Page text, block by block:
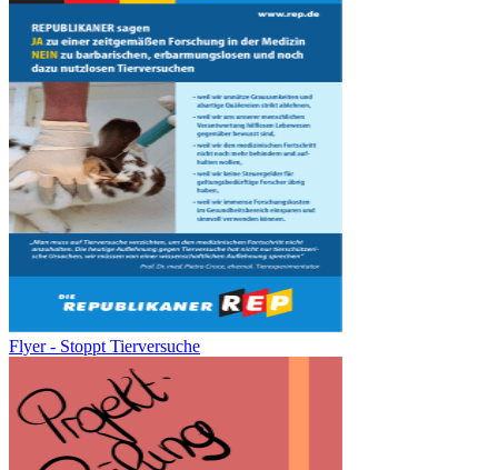
Flyer - Stoppt Tierversuche